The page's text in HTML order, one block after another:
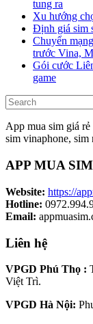
tung ra
Xu hướng
Định giá sim
Chuyển
trước Vina,
Gói cước
game
App mua sim giá
sim vinaphone, sim
APP MUA SIM
Website: https://
Hotline:
Email:
Liên hệ
VPGD Phú Thọ :
Việt Trì.
VPGD Hà Nội: